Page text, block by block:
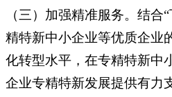
（三）加强精准服务。结
精特新中小企业等优质企业
化转型水平，在专精特新中
企业专精特新发展提供有力